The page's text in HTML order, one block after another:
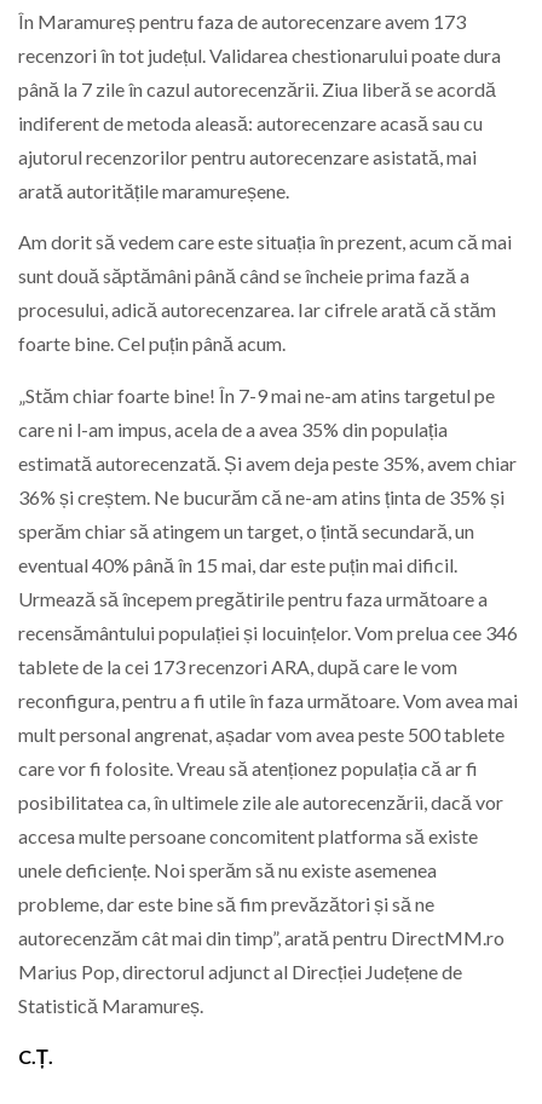
În Maramureș pentru faza de autorecenzare avem 173
recenzori în tot județul. Validarea chestionarului poate dura
până la 7 zile în cazul autorecenzării. Ziua liberă se acordă
indiferent de metoda aleasă: autorecenzare acasă sau cu
ajutorul recenzorilor pentru autorecenzare asistată, mai
arată autoritățile maramureșene.
Am dorit să vedem care este situația în prezent, acum că mai
sunt două săptămâni până când se încheie prima fază a
procesului, adică autorecenzarea. Iar cifrele arată că stăm
foarte bine. Cel puțin până acum.
„Stăm chiar foarte bine! În 7-9 mai ne-am atins targetul pe
care ni l-am impus, acela de a avea 35% din populația
estimată autorecenzată. Și avem deja peste 35%, avem chiar
36% și creștem. Ne bucurăm că ne-am atins ținta de 35% și
sperăm chiar să atingem un target, o țintă secundară, un
eventual 40% până în 15 mai, dar este puțin mai dificil.
Urmează să începem pregătirile pentru faza următoare a
recensământului populației și locuințelor. Vom prelua cee 346
tablete de la cei 173 recenzori ARA, după care le vom
reconfigura, pentru a fi utile în faza următoare. Vom avea mai
mult personal angrenat, așadar vom avea peste 500 tablete
care vor fi folosite. Vreau să atenționez populația că ar fi
posibilitatea ca, în ultimele zile ale autorecenzării, dacă vor
accesa multe persoane concomitent platforma să existe
unele deficiențe. Noi sperăm să nu existe asemenea
probleme, dar este bine să fim prevăzători și să ne
autorecenzăm cât mai din timp”, arată pentru DirectMM.ro
Marius Pop, directorul adjunct al Direcției Județene de
Statistică Maramureș.
C.Ț.